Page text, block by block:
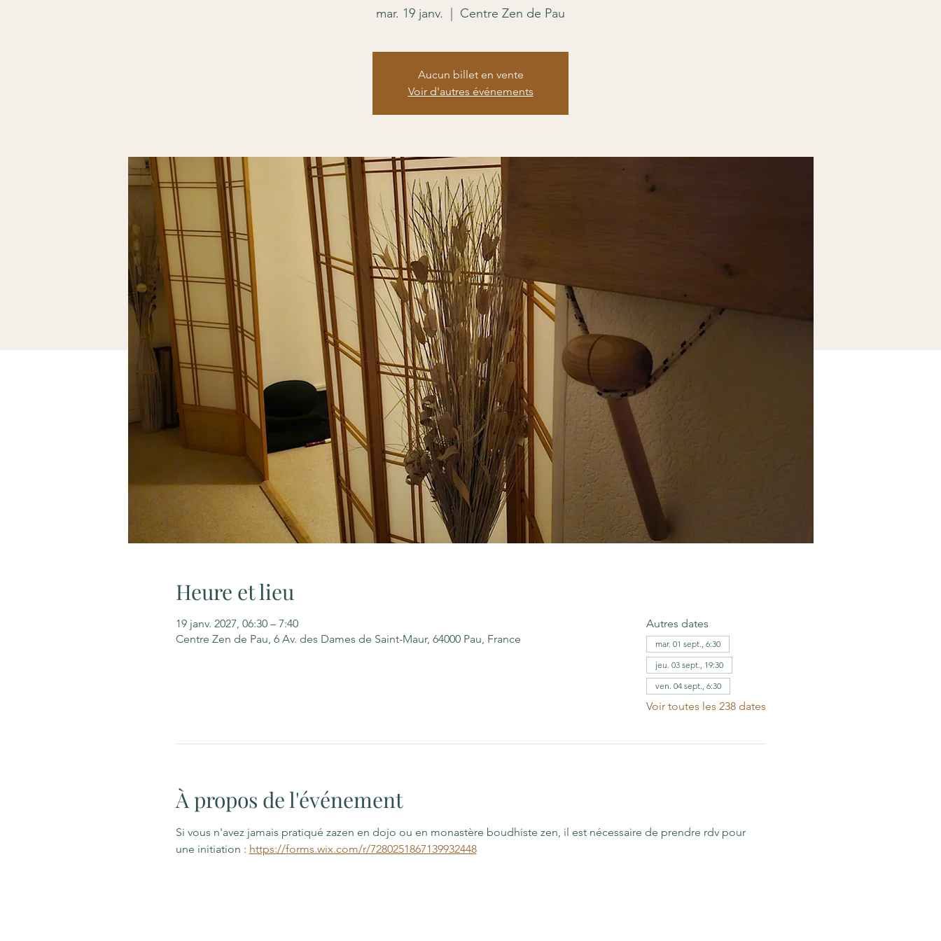
mar. 19 janv. Centre Zen de Pau
Aucun billet en vente
Voir d'autres événements
Heure et lieu
19 janv. 2027, 06:30 – 7:40
Centre Zen de Pau, 6 Av. des Dames de Saint-Maur, 64000 Pau, France
Autres dates
mar. 01 sept., 6:30
jeu. 03 sept., 19:30
ven. 04 sept., 6:30
Voir toutes les 238 dates
À propos de l'événement
Si vous n'avez jamais pratiqué zazen en dojo ou en monastère boudhiste zen, il est nécessaire de prendre rdv pour
une initiation : https://forms.wix.com/r/7280251867139932448